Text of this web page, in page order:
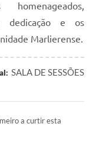
dedicação e os
Marlierense.
SALA DE SESSÕES
a curtir esta